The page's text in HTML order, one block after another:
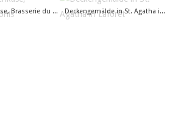
Salat mit Zeigenkäse, Brasserie du Simonis Deckengemälde in St. Agatha in Laforêt